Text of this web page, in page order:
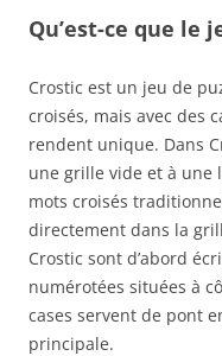
Qu’est-ce que le
Crostic est un jeu de
croisés, mais avec des
rendent unique. Dans
une grille vide et à une
mots croisés
directement dans la
Crostic sont d’abord
numérotées situées à
cases servent de pont
principale.